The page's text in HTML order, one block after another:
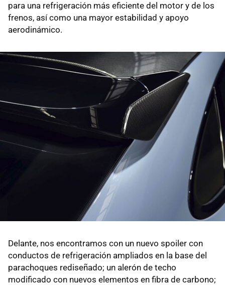
para una refrigeración más eficiente del motor y de los
frenos, así como una mayor estabilidad y apoyo
aerodinámico.
Delante, nos encontramos con un nuevo spoiler con
conductos de refrigeración ampliados en la base del
parachoques rediseñado; un alerón de techo
modificado con nuevos elementos en fibra de carbono;